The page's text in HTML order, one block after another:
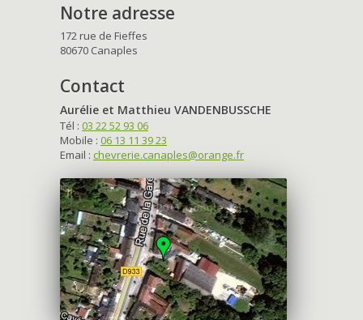
Notre adresse
172 rue de Fieffes
80670 Canaples
Contact
Aurélie et Matthieu VANDENBUSSCHE
Tél : 03 22 52 93 06
Mobile : 06 13 11 39 23
Email : chevrerie.canaples@orange.fr